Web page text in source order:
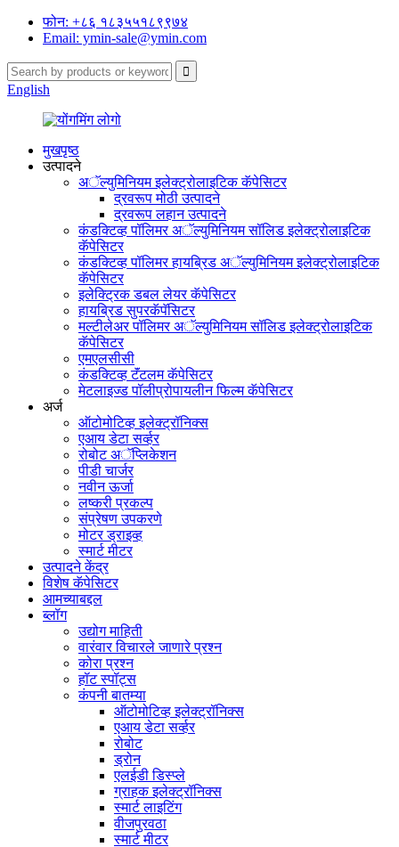
फोन: +८६ १८३५५१८९९७४
Email: ymin-sale@ymin.com
English
मुखपृष्ठ
उत्पादने
अॅल्युमिनियम इलेक्ट्रोलाइटिक कॅपेसिटर
द्रवरूप मोठी उत्पादने
द्रवरूप लहान उत्पादने
कंडक्टिव्ह पॉलिमर अॅल्युमिनियम सॉलिड इलेक्ट्रोलाइटिक
कॅपेसिटर
कंडक्टिव्ह पॉलिमर हायब्रिड अॅल्युमिनियम इलेक्ट्रोलाइटिक
कॅपेसिटर
इलेक्ट्रिक डबल लेयर कॅपेसिटर
हायब्रिड सुपरकॅपॅसिटर
मल्टीलेअर पॉलिमर अॅल्युमिनियम सॉलिड इलेक्ट्रोलाइटिक
कॅपेसिटर
एमएलसीसी
कंडक्टिव्ह टॅंटलम कॅपेसिटर
मेटलाइज्ड पॉलीप्रोपायलीन फिल्म कॅपेसिटर
अर्ज
ऑटोमोटिव्ह इलेक्ट्रॉनिक्स
एआय डेटा सर्व्हर
रोबोट अॅप्लिकेशन
पीडी चार्जर
नवीन ऊर्जा
लष्करी प्रकल्प
संप्रेषण उपकरणे
मोटर ड्राइव्ह
स्मार्ट मीटर
उत्पादने केंद्र
विशेष कॅपेसिटर
आमच्याबद्दल
ब्लॉग
उद्योग माहिती
वारंवार विचारले जाणारे प्रश्न
कोरा प्रश्न
हॉट स्पॉट्स
कंपनी बातम्या
ऑटोमोटिव्ह इलेक्ट्रॉनिक्स
एआय डेटा सर्व्हर
रोबोट
ड्रोन
एलईडी डिस्प्ले
ग्राहक इलेक्ट्रॉनिक्स
स्मार्ट लाइटिंग
वीजपुरवठा
स्मार्ट मीटर